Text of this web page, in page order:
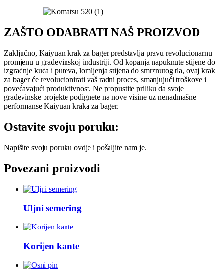
ZAŠTO ODABRATI NAŠ PROIZVOD
Zaključno, Kaiyuan krak za bager predstavlja pravu revolucionarnu
promjenu u građevinskoj industriji. Od kopanja napuknute stijene do
izgradnje kuća i puteva, lomljenja stijena do smrznutog tla, ovaj krak
za bager će revolucionirati vaš radni proces, smanjujući troškove i
povećavajući produktivnost. Ne propustite priliku da svoje
građevinske projekte podignete na nove visine uz nenadmašne
performanse Kaiyuan kraka za bager.
Ostavite svoju poruku:
Napišite svoju poruku ovdje i pošaljite nam je.
Povezani proizvodi
Uljni semering
Korijen kante